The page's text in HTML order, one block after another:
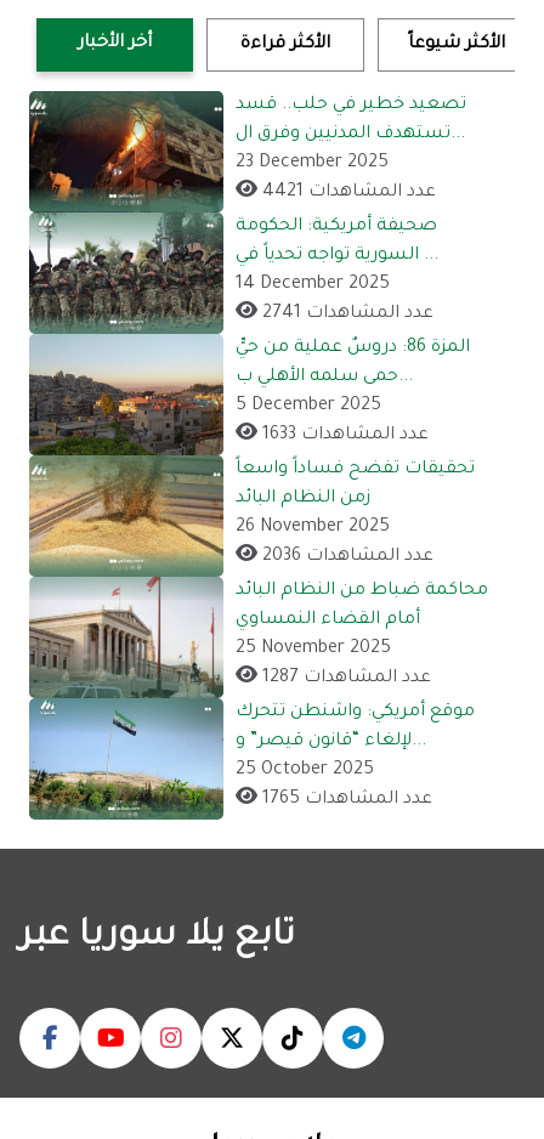
أخر الأخبار الأكثر قراءة الأكثر شيوعاً
تصعيد خطير في حلب.. قسد
تستهدف المدنيين وفرق ال...
23 December 2025
4421 عدد المشاهدات
صحيفة أمريكية: الحكومة
السورية تواجه تحدياً في ...
14 December 2025
2741 عدد المشاهدات
المزة 86: دروسٌ عملية من حيٍّ
حمى سلمه الأهلي ب...
5 December 2025
1633 عدد المشاهدات
تحقيقات تفضح فساداً واسعاً
زمن النظام البائد
26 November 2025
2036 عدد المشاهدات
محاكمة ضباط من النظام البائد
أمام القضاء النمساوي
25 November 2025
1287 عدد المشاهدات
موقع أمريكي: واشنطن تتحرك
لإلغاء “قانون قيصر” و...
25 October 2025
1765 عدد المشاهدات
تابع يلا سوريا عبر